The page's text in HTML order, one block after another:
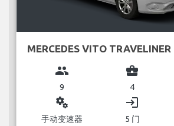
MERCEDES VITO TRAVELINER
group
9
business_center
4
miscellaneous_services
手动变速器
login
5 门